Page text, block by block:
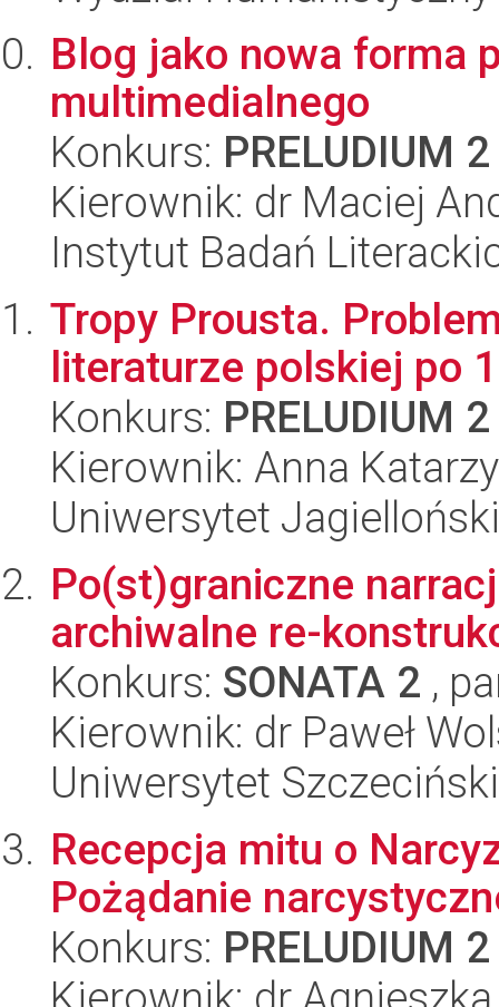
Blog jako nowa forma
multimedialnego
Konkurs: PRELUDIUM 2
Kierownik: dr Maciej
Instytut Badań
Tropy Prousta.
literaturze polskiej po
Konkurs: PRELUDIUM 2
Kierownik: Anna
Uniwersytet
Po(st)graniczne
archiwalne re-
Konkurs: SONATA 2 ,
Kierownik: dr Paweł
Uniwersytet
Recepcja mitu o
Pożądanie
Konkurs: PRELUDIUM 2